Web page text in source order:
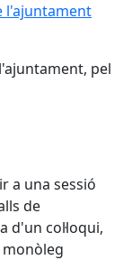
l'ajuntament
pel
a una sessió
de
d'un col·loqui,
monòleg